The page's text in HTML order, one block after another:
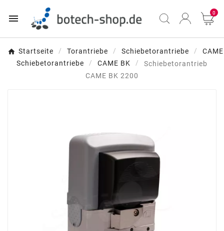
 0
Startseite Torantriebe Schiebetorantriebe
CAME
Schiebetorantriebe
CAME BK
Schiebetorantrieb
CAME BK 2200